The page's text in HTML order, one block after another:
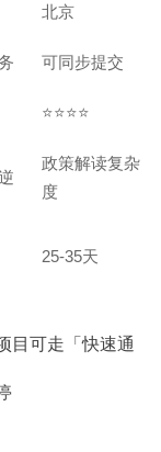
北京
可同步提交
⭐⭐⭐⭐
政策解读复杂
度
25-35天
目可走「快速通